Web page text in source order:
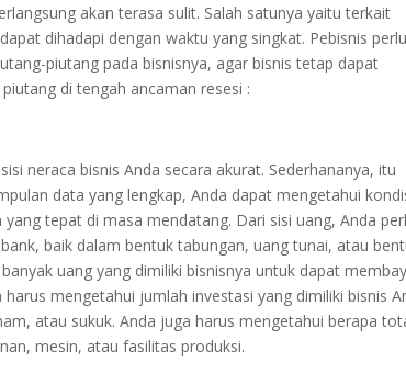
akan terasa sulit. Salah satunya yaitu terkait
dihadapi dengan waktu yang singkat. Pebisnis perlu
piutang pada bisnisnya, agar bisnis tetap dapat
di tengah ancaman resesi :
neraca bisnis Anda secara akurat. Sederhananya, itu
data yang lengkap, Anda dapat mengetahui
tepat di masa mendatang. Dari sisi uang, Anda
baik dalam bentuk tabungan, uang tunai, atau
uang yang dimiliki bisnisnya untuk dapat
mengetahui jumlah investasi yang dimiliki bisnis
atau sukuk. Anda juga harus mengetahui berapa
mesin, atau fasilitas produksi.